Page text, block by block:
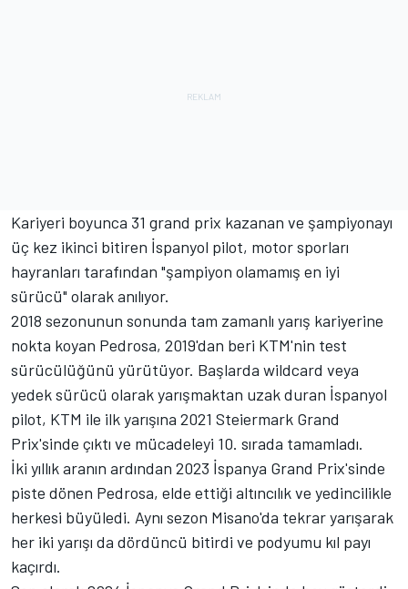
Kariyeri boyunca 31 grand prix kazanan ve şampiyonayı
üç kez ikinci bitiren İspanyol pilot, motor sporları
hayranları tarafından "şampiyon olamamış en iyi
sürücü" olarak anılıyor.
2018 sezonunun sonunda tam zamanlı yarış kariyerine
nokta koyan Pedrosa, 2019'dan beri KTM'nin test
sürücülüğünü yürütüyor. Başlarda wildcard veya
yedek sürücü olarak yarışmaktan uzak duran İspanyol
pilot, KTM ile ilk yarışına 2021 Steiermark Grand
Prix'sinde çıktı ve mücadeleyi 10. sırada tamamladı.
İki yıllık aranın ardından 2023 İspanya Grand Prix'sinde
piste dönen Pedrosa, elde ettiği altıncılık ve yedincilikle
herkesi büyüledi. Aynı sezon Misano'da tekrar yarışarak
her iki yarışı da dördüncü bitirdi ve podyumu kıl payı
kaçırdı.